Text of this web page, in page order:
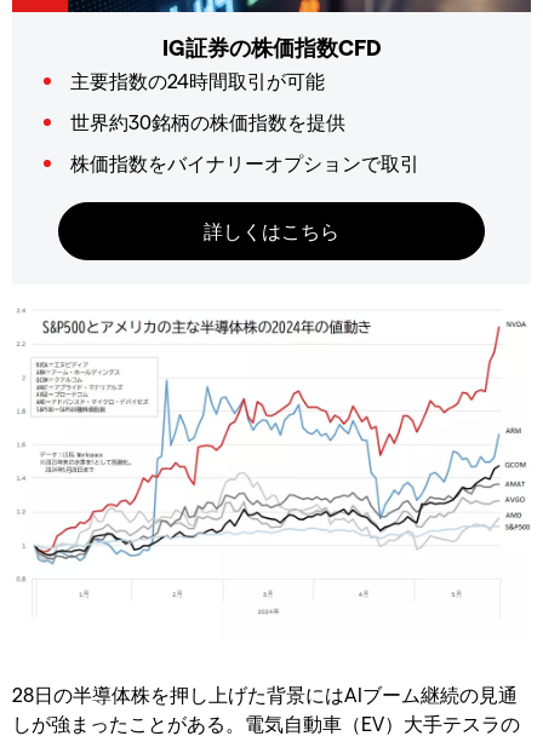
IG証券の株価指数CFD
主要指数の24時間取引が可能
世界約30銘柄の株価指数を提供
株価指数をバイナリーオプションで取引
28日の半導体株を押し上げた背景にはAIブーム継続の見通
しが強まったことがある。電気自動車（EV）大手テスラの